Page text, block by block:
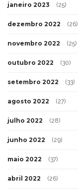
janeiro 2023 (25)
dezembro 2022 (26)
novembro 2022 (25)
outubro 2022 (30)
setembro 2022 (33)
agosto 2022 (27)
julho 2022 (28)
junho 2022 (29)
maio 2022 (37)
abril 2022 (26)